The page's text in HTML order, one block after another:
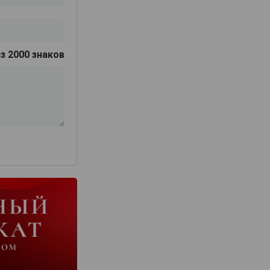
2000 знаков